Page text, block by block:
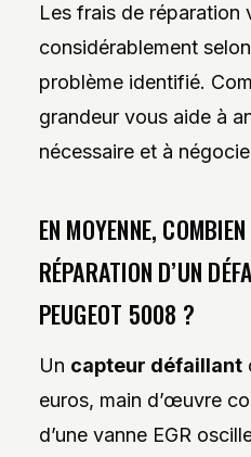
Les frais de réparation
considérablement
problème identifié.
grandeur vous aide à
nécessaire et à
EN MOYENNE,
RÉPARATION D’UN
PEUGEOT 5008 ?
Un capteur défaillant
euros, main d’œuvre
d’une vanne EGR